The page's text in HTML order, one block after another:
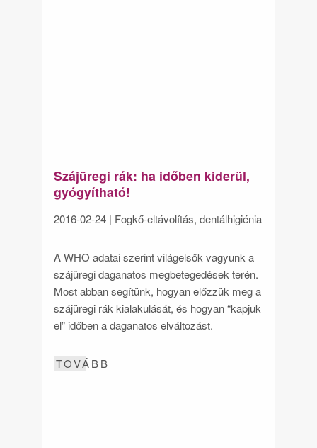
Szájüregi rák: ha időben kiderül,
gyógyítható!
2016-02-24 | Fogkő-eltávolítás, dentálhigiénia
A WHO adatai szerint világelsők vagyunk a
szájüregi daganatos megbetegedések terén.
Most abban segítünk, hogyan előzzük meg a
szájüregi rák kialakulását, és hogyan “kapjuk
el” időben a daganatos elváltozást.
TOVÁBB